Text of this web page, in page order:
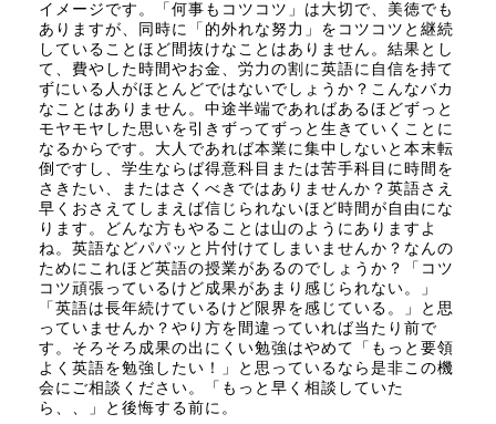
イメージです。「何事もコツコツ」は大切で、美徳でも
ありますが、同時に「的外れな努力」をコツコツと継続
していることほど間抜けなことはありません。結果とし
て、費やした時間やお金、労力の割に英語に自信を持て
ずにいる人がほとんどではないでしょうか？こんなバカ
なことはありません。中途半端であればあるほどずっと
モヤモヤした思いを引きずってずっと生きていくことに
なるからです。大人であれば本業に集中しないと本末転
倒ですし、学生ならば得意科目または苦手科目に時間を
さきたい、またはさくべきではありませんか？英語さえ
早くおさえてしまえば信じられないほど時間が自由にな
ります。どんな方もやることは山のようにありますよ
ね。英語などパパッと片付けてしまいませんか？なんの
ためにこれほど英語の授業があるのでしょうか？「コツ
コツ頑張っているけど成果があまり感じられない。」
「英語は長年続けているけど限界を感じている。」と思
っていませんか？やり方を間違っていれば当たり前で
す。そろそろ成果の出にくい勉強はやめて「もっと要領
よく英語を勉強したい！」と思っているなら是非この機
会にご相談ください。「もっと早く相談していた
ら、、」と後悔する前に。